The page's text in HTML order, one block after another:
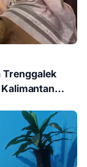
Trenggalek